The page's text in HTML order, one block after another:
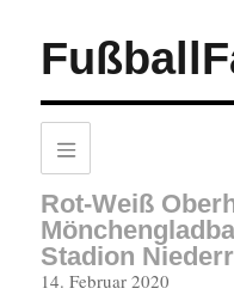
Rot-Weiß
Stadion
Veröffentlicht
14. Februar 2020